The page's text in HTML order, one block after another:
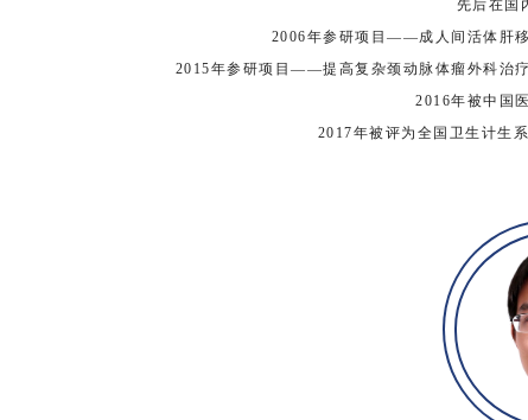
先后在国
2006年参研项目——成人间活体肝
2015年参研项目——提高复杂颈动脉体瘤外科治
2016年被中国
2017年被评为全国卫生计生